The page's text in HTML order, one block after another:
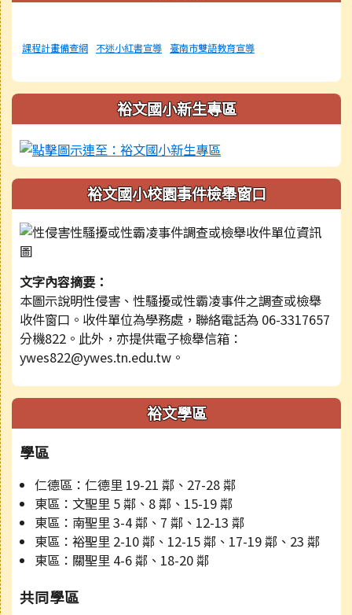
課程計畫備查網 不迷小紅書宣導 臺南市雙語教育宣導
裕文國小新生專區
裕文國小校園事件檢舉窗口
文字內容摘要：
本圖示說明性侵害、性騷擾或性霸凌事件之調查或檢舉
收件窗口。收件單位為學務處，聯絡電話為 06-3317657
分機822。此外，亦提供電子檢舉信箱：
ywes822@ywes.tn.edu.tw。
裕文學區
學區
仁德區：仁德里 19-21 鄰、27-28 鄰
東區：文聖里 5 鄰、8 鄰、15-19 鄰
東區：南聖里 3-4 鄰、7 鄰、12-13 鄰
東區：裕聖里 2-10 鄰、12-15 鄰、17-19 鄰、23 鄰
東區：關聖里 4-6 鄰、18-20 鄰
共同學區